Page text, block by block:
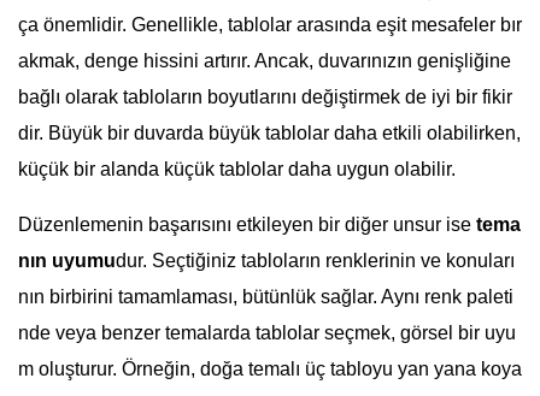
ça önemlidir. Genellikle, tablolar arasında eşit mesafeler bır
akmak, denge hissini artırır. Ancak, duvarınızın genişliğine
bağlı olarak tabloların boyutlarını değiştirmek de iyi bir fikir
dir. Büyük bir duvarda büyük tablolar daha etkili olabilirken,
küçük bir alanda küçük tablolar daha uygun olabilir.
Düzenlemenin başarısını etkileyen bir diğer unsur ise tema
nın uyumudur. Seçtiğiniz tabloların renklerinin ve konuları
nın birbirini tamamlaması, bütünlük sağlar. Aynı renk paleti
nde veya benzer temalarda tablolar seçmek, görsel bir uyu
m oluşturur. Örneğin, doğa temalı üç tabloyu yan yana koya